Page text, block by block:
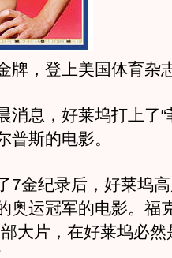
牌，登上美国体育杂
息，好莱坞打上了“
普斯的电影。
纪录后，好莱坞高
奥运冠军的电影。福
大片，在好莱坞必